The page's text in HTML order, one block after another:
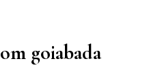
goiabada